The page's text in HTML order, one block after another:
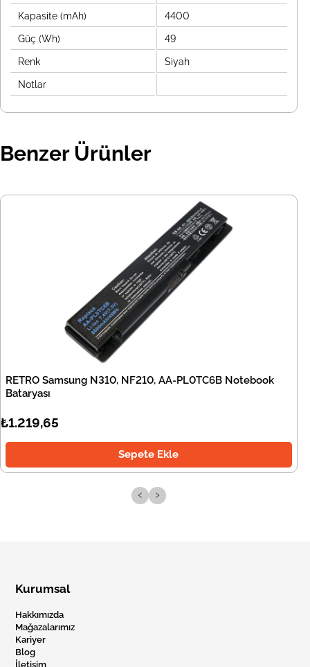
Kapasite (mAh) 4400
Güç (Wh) 49
Renk Siyah
Notlar
Benzer Ürünler
RETRO Samsung N310, NF210, AA-PL0TC6B Notebook
Bataryası
₺1.219,65
Sepete Ekle
‹ ›
Kurumsal
Hakkımızda
Mağazalarımız
Kariyer
Blog
İletişim